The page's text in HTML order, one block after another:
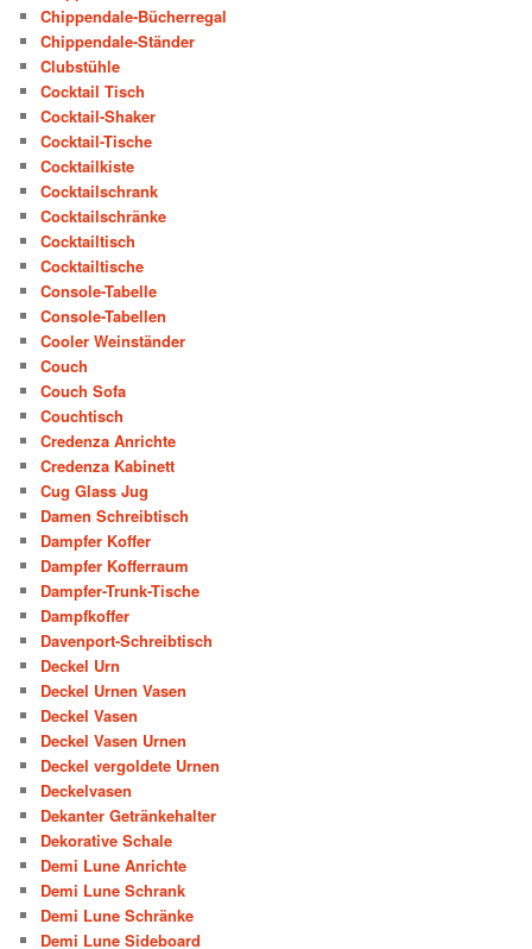
Chippendale-Bücherregal
Chippendale-Ständer
Clubstühle
Cocktail Tisch
Cocktail-Shaker
Cocktail-Tische
Cocktailkiste
Cocktailschrank
Cocktailschränke
Cocktailtisch
Cocktailtische
Console-Tabelle
Console-Tabellen
Cooler Weinständer
Couch
Couch Sofa
Couchtisch
Credenza Anrichte
Credenza Kabinett
Cug Glass Jug
Damen Schreibtisch
Dampfer Koffer
Dampfer Kofferraum
Dampfer-Trunk-Tische
Dampfkoffer
Davenport-Schreibtisch
Deckel Urn
Deckel Urnen Vasen
Deckel Vasen
Deckel Vasen Urnen
Deckel vergoldete Urnen
Deckelvasen
Dekanter Getränkehalter
Dekorative Schale
Demi Lune Anrichte
Demi Lune Schrank
Demi Lune Schränke
Demi Lune Sideboard